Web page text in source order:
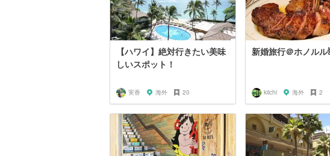
【ハワイ】絶対行きたい美味
しいスポット！
実香 海外 20
新婚旅行＠ホノルル
kiichi 海外 2